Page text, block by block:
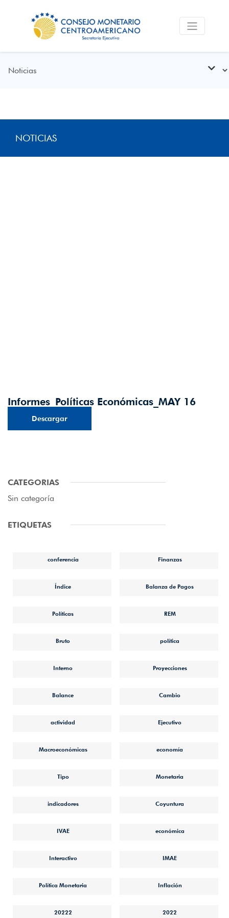
NOTICIAS
Informes_Políticas Económicas_MAY 16
Descargar
CATEGORIAS
Sin categoría
ETIQUETAS
conferencia Finanzas
Índice Balanza de Pagos
Políticas REM
Bruto política
Interno Proyecciones
Balance Cambio
actividad Ejecutivo
Macroeconómicas economía
Tipo Monetaria
indicadores Coyuntura
IVAE económica
Interactivo IMAE
Política Monetaria Inflación
20222 2022